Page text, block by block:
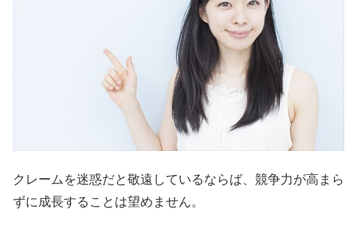
クレームを迷惑だと敬遠しているならば、競争力が高まら
ずに成長することは望めません。